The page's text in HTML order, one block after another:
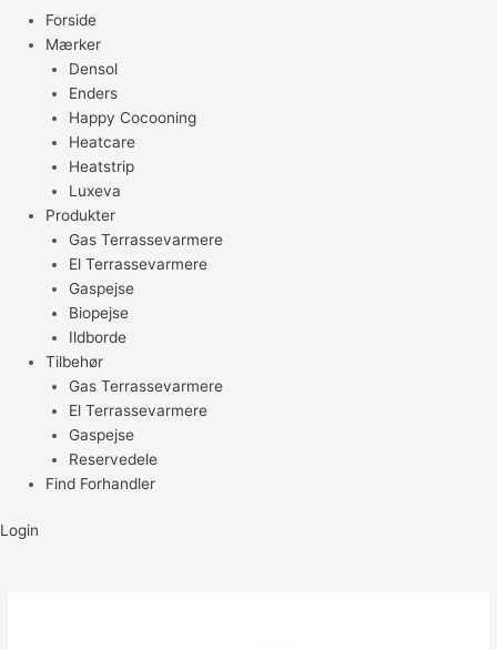
Forside
Mærker
Densol
Enders
Happy Cocooning
Heatcare
Heatstrip
Luxeva
Produkter
Gas Terrassevarmere
El Terrassevarmere
Gaspejse
Biopejse
Ildborde
Tilbehør
Gas Terrassevarmere
El Terrassevarmere
Gaspejse
Reservedele
Find Forhandler
Login